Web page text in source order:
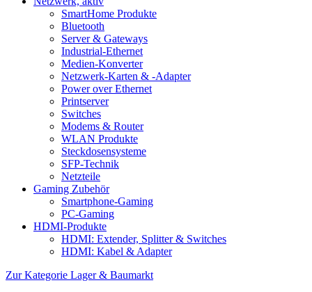
SmartHome Produkte
Bluetooth
Server & Gateways
Industrial-Ethernet
Medien-Konverter
Netzwerk-Karten & -Adapter
Power over Ethernet
Printserver
Switches
Modems & Router
WLAN Produkte
Steckdosensysteme
SFP-Technik
Netzteile
Gaming Zubehör
Smartphone-Gaming
PC-Gaming
HDMI-Produkte
HDMI: Extender, Splitter & Switches
HDMI: Kabel & Adapter
Zur Kategorie Lager & Baumarkt